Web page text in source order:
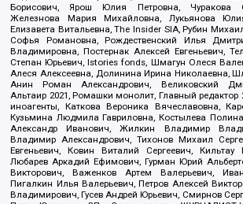
Борисович, Ярош Юлия Петровна, Чуракова
Железнова Мария Михайловна, Лукьянова
Елизавета Витальевна, The Insider SIA, Рубин
Софья Романовна, Рождественский Илья
Владимировна, Постернак Алексей Евгеньевич,
Степан Юрьевич, Istories fonds, Шмагун Олеся
Алеся Алексеевна, Долинина Ирина Николаевна,
Анин Роман Александрович, Великовский
Альтаир 2021, Ромашки монолит, Главный редактор
иноагенты, Каткова Вероника Вячеславовна,
Кузьмина Людмила Гавриловна, Костылева
Александр Иванович, Жилкин Владимир
Владимир Александрович, Тихонов Михаил
Евгеньевич, Ковин Виталий Сергеевич, Кильтау
Любарев Аркадий Ефимович, Гурман Юрий
Викторович, Важенков Артем Валерьевич,
Пигалкин Илья Валерьевич, Петров Алексей
Владимирович, Гусев Андрей Юрьевич, Смирнов